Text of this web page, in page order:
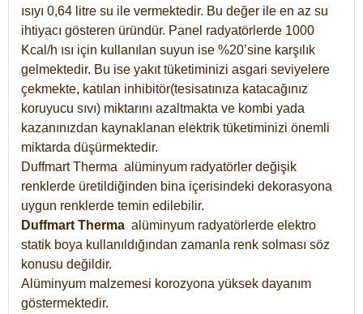
ısıyı 0,64 litre su ile vermektedir. Bu değer ile en az su
ihtiyacı gösteren üründür. Panel radyatörlerde 1000
Kcal/h ısı için kullanılan suyun ise %20’sine karşılık
gelmektedir. Bu ise yakıt tüketiminizi asgari seviyelere
çekmekte, katılan inhibitör(tesisatınıza katacağınız
koruyucu sıvı) miktarını azaltmakta ve kombi yada
kazanınızdan kaynaklanan elektrik tüketiminizi önemli
miktarda düşürmektedir.
Duffmart Therma alüminyum radyatörler değişik
renklerde üretildiğinden bina içerisindeki dekorasyona
uygun renklerde temin edilebilir.
Duffmart Therma alüminyum radyatörlerde elektro
statik boya kullanıldığından zamanla renk solması söz
konusu değildir.
Alüminyum malzemesi korozyona yüksek dayanım
göstermektedir.